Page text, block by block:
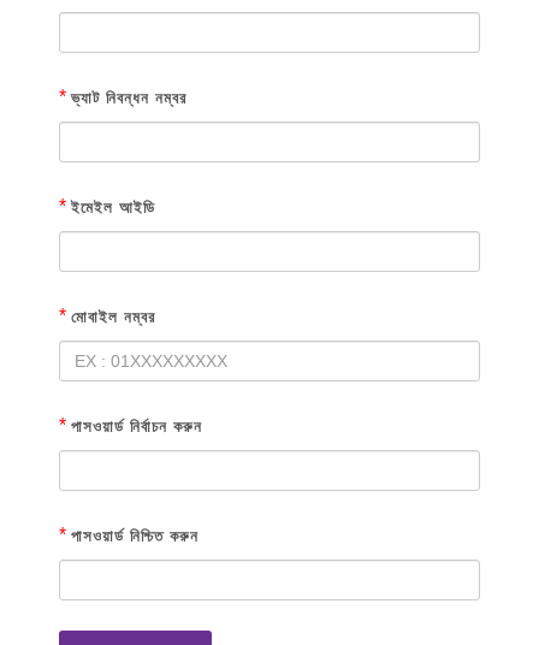
* ভ্যাট নিবন্ধন নম্বর
* ইমেইল আইডি
* মোবাইল নম্বর
* পাসওয়ার্ড নির্বাচন করুন
* পাসওয়ার্ড নিশ্চিত করুন